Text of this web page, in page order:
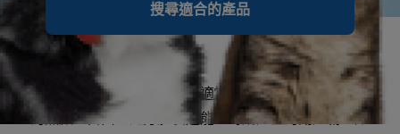
搜尋適合的產品
了解自由基可以幫助您選擇適當的貓食及提供貓咪最好
的照顧。自由基是身體製造能量時所產生的副產物。如